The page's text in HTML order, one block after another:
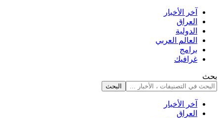
آخر الأخبار
العراق
الدولية
العالم العربي
برامج
غرافيك
بحث
آخر الأخبار
العراق